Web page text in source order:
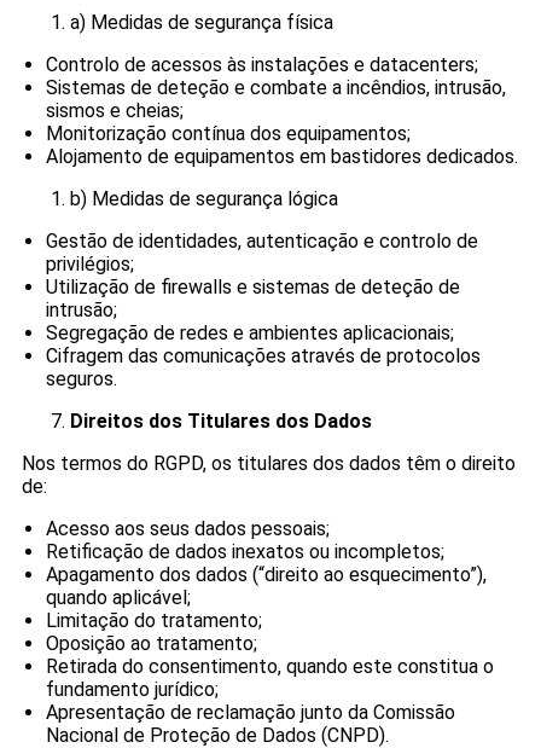
a) Medidas de segurança física
Controlo de acessos às instalações e datacenters;
Sistemas de deteção e combate a incêndios, intrusão,
sismos e cheias;
Monitorização contínua dos equipamentos;
Alojamento de equipamentos em bastidores dedicados.
b) Medidas de segurança lógica
Gestão de identidades, autenticação e controlo de
privilégios;
Utilização de firewalls e sistemas de deteção de
intrusão;
Segregação de redes e ambientes aplicacionais;
Cifragem das comunicações através de protocolos
seguros.
Direitos dos Titulares dos Dados
Nos termos do RGPD, os titulares dos dados têm o direito
de:
Acesso aos seus dados pessoais;
Retificação de dados inexatos ou incompletos;
Apagamento dos dados (“direito ao esquecimento”),
quando aplicável;
Limitação do tratamento;
Oposição ao tratamento;
Retirada do consentimento, quando este constitua o
fundamento jurídico;
Apresentação de reclamação junto da Comissão
Nacional de Proteção de Dados (CNPD).